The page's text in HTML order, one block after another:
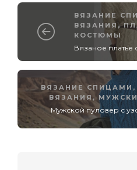
ВЯЗАНИЕ
ВЯЗАНИЯ ,
КОСТЮМЫ
Вязаное платье
ВЯЗАНИЕ СПИЦАМИ ,
ВЯЗАНИЯ ,
Мужской пуловер с